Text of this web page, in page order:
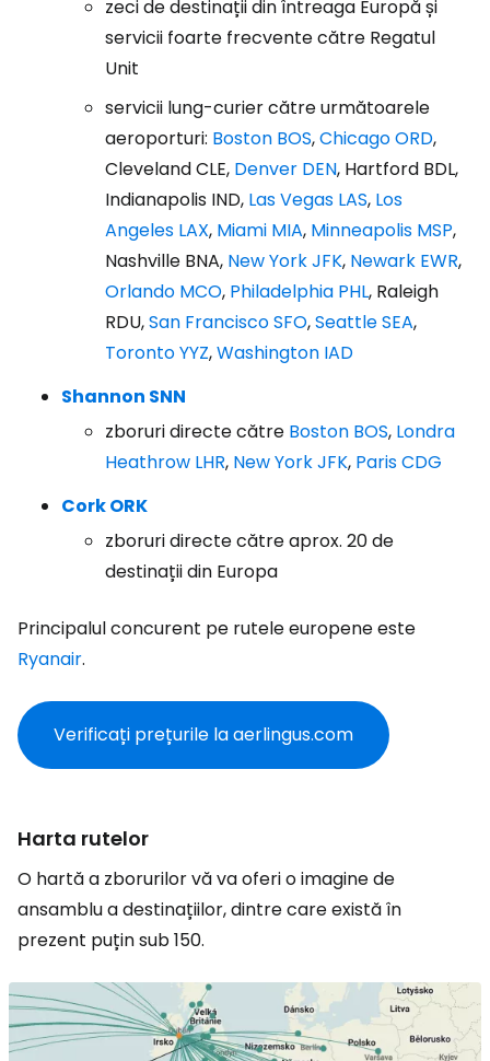
zeci de destinații din întreaga Europă și
servicii foarte frecvente către Regatul
Unit
servicii lung-curier către următoarele
aeroporturi: Boston BOS,Chicago ORD,
Cleveland CLE, Denver DEN, Hartford BDL,
Indianapolis IND, Las Vegas LAS, Los
Angeles LAX, Miami MIA, Minneapolis MSP,
Nashville BNA, New York JFK, Newark EWR,
Orlando MCO, Philadelphia PHL, Raleigh
RDU,San Francisco SFO,Seattle SEA,
Toronto YYZ,Washington IAD
Shannon SNN
zboruri directe către Boston BOS, Londra
Heathrow LHR, New York JFK, Paris CDG
Cork ORK
zboruri directe către aprox. 20 de
destinații din Europa
Principalul concurent pe rutele europene este
Ryanair.
Verificați prețurile la aerlingus.com
Harta rutelor
O hartă a zborurilor vă va oferi o imagine de
ansamblu a destinațiilor, dintre care există în
prezent puțin sub 150.